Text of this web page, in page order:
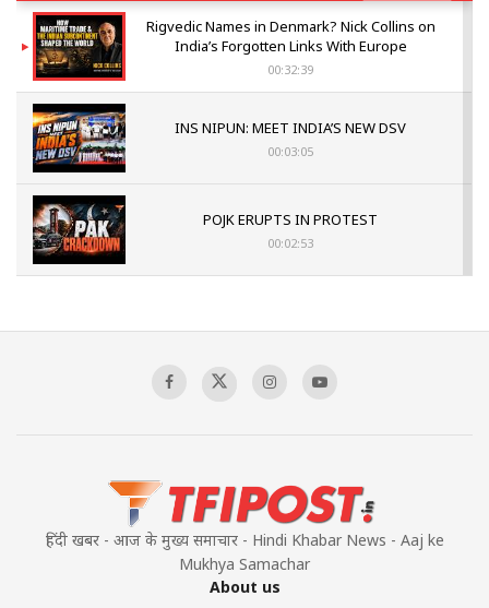
Rigvedic Names in Denmark? Nick Collins on
India’s Forgotten Links With Europe
00:32:39
INS NIPUN: MEET INDIA’S NEW DSV
00:03:05
POJK ERUPTS IN PROTEST
00:02:53
Sagar
हिंदी खबर - आज के मुख्य समाचार - Hindi Khabar News - Aaj ke
Mukhya Samachar
About us